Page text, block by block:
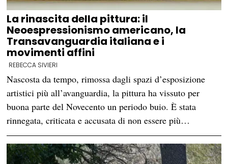
La rinascita della pittura: il
Neoespressionismo americano, la
Transavanguardia italiana e i
movimenti affini
REBECCA SIVIERI
Nascosta da tempo, rimossa dagli spazi d’esposizione
artistici più all’avanguardia, la pittura ha vissuto per
buona parte del Novecento un periodo buio. È stata
rinnegata, criticata e accusata di non essere più…